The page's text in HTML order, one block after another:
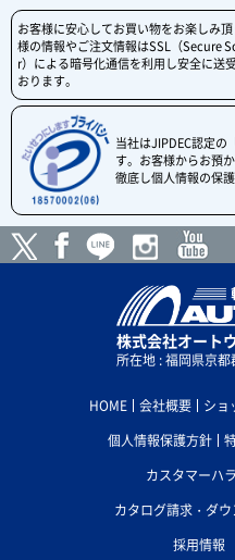
お客様に安心してお買い物をお楽しみ
様の情報やご注文情報はSSL（Secure
r）による暗号化通信を利用し安全に送
おります。
当社はJIPDEC認定の
す。お客様からお預
徹底し個人情報の保
株式会社オート
所在地 : 福岡県京
HOME 会社概要 ショ
個人情報保護方針
カスタマーハ
カタログ請求・ダ
採用情報